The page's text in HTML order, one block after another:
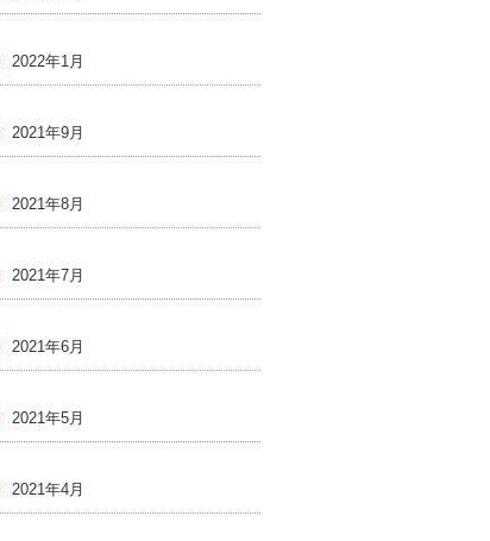
2022年1月
2021年9月
2021年8月
2021年7月
2021年6月
2021年5月
2021年4月